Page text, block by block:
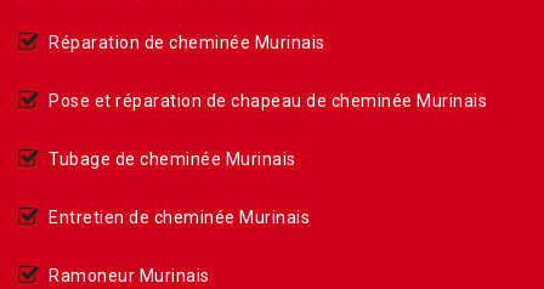
Réparation de cheminée Murinais
Pose et réparation de chapeau de cheminée Murinais
Tubage de cheminée Murinais
Entretien de cheminée Murinais
Ramoneur Murinais